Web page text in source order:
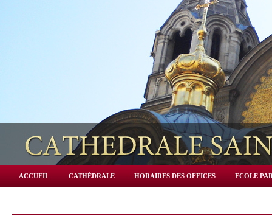
ACCUEIL CATHÉDRALE HORAIRES DES OFFICES ECOLE